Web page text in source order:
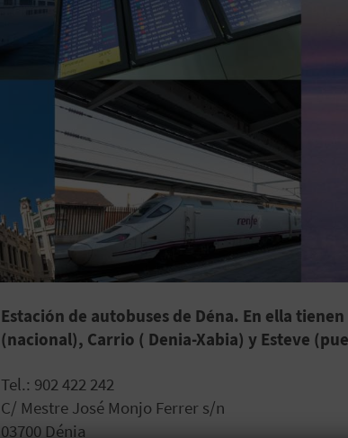
Estación de autobuses de Déna. En ella
(nacional), Carrio ( Denia-Xabia) y Esteve
Tel.: 902 422 242
C/ Mestre José Monjo Ferrer s/n
03700 Dénia